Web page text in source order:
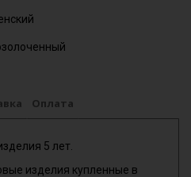
Оплата
5 лет.
изделия купленные в